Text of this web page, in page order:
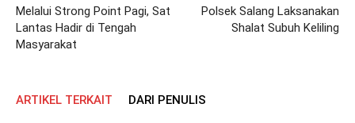
Melalui Strong Point Pagi, Sat
Lantas Hadir di Tengah
Masyarakat
Polsek Salang Laksanakan
Shalat Subuh Keliling
ARTIKEL TERKAIT DARI PENULIS